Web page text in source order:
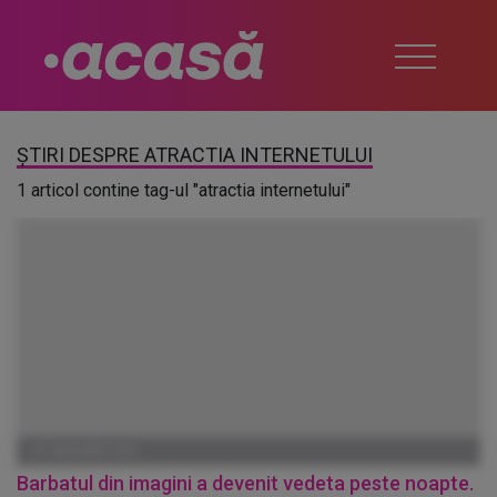
ȘTIRI DESPRE ATRACTIA INTERNETULUI
1 articol contine tag-ul "atractia internetului"
Barbatul din imagini a devenit vedeta peste noapte.